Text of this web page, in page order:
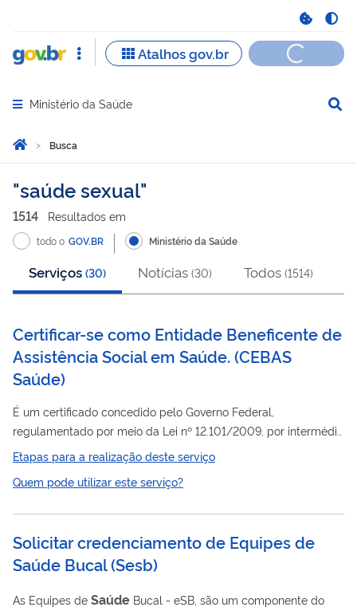
Abrir menu principal de navegação
Ministério da Saúde
Você está aqui:
Página Inicial
Busca
Busca
saúde sexual
1514 Resultados em
todo o GOV.BR Ministério da Saúde
Serviços (30) Notícias (30) Todos (1514)
Certificar-se como Entidade Beneficente de
Assistência Social em Saúde. (CEBAS
Saúde)
É um certificado concedido pelo Governo Federal,
regulamentado por meio da Lei nº 12.101/2009, por intermédio
dos Ministérios daSaúde(MS), Ministério da Educação (MEC),
pessoas jurídicas de direito privado, sem fins lucrativos,
reconhecidas como entidades beneficentes de assistência
assistência social,saúdeou educação.
Etapas para a realização deste serviço
Quem pode utilizar este serviço?
Solicitar credenciamento de Equipes de
Saúde Bucal(Sesb)
As Equipes de Saúde Bucal - eSB, são um componente do